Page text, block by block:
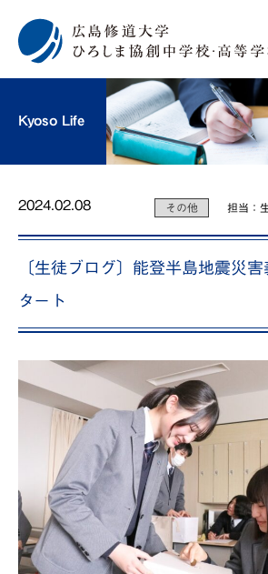
Kyoso Life
2024.02.08 その他 担当：
〔生徒ブログ〕能登半島地震災
タート